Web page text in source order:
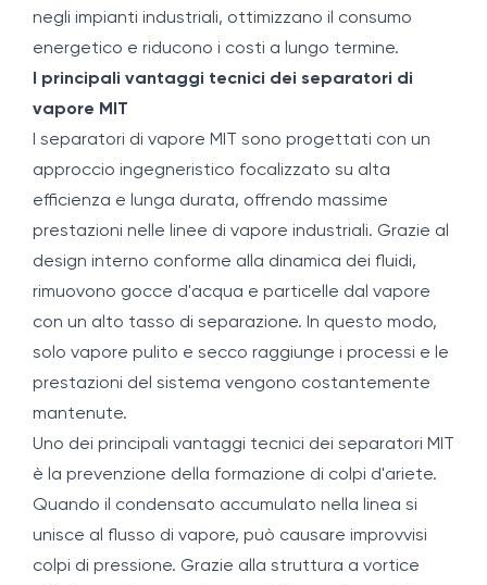
negli impianti industriali, ottimizzano il consumo
energetico e riducono i costi a lungo termine.
I principali vantaggi tecnici dei separatori di
vapore MIT
I separatori di vapore MIT sono progettati con un
approccio ingegneristico focalizzato su alta
efficienza e lunga durata, offrendo massime
prestazioni nelle linee di vapore industriali. Grazie al
design interno conforme alla dinamica dei fluidi,
rimuovono gocce d'acqua e particelle dal vapore
con un alto tasso di separazione. In questo modo,
solo vapore pulito e secco raggiunge i processi e le
prestazioni del sistema vengono costantemente
mantenute.
Uno dei principali vantaggi tecnici dei separatori MIT
è la prevenzione della formazione di colpi d'ariete.
Quando il condensato accumulato nella linea si
unisce al flusso di vapore, può causare improvvisi
colpi di pressione. Grazie alla struttura a vortice